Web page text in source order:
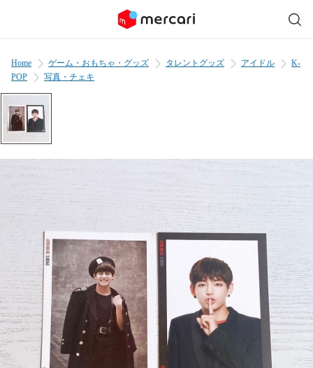
Home ゲーム・おもちゃ・グッズ タレントグッズ アイドル
K-
POP
写真・チェキ